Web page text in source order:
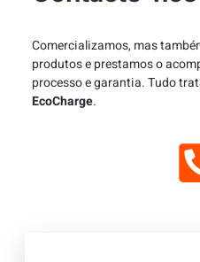
Comercializamos, mas
produtos e prestamos o
processo e garantia. Tudo
EcoCharge.